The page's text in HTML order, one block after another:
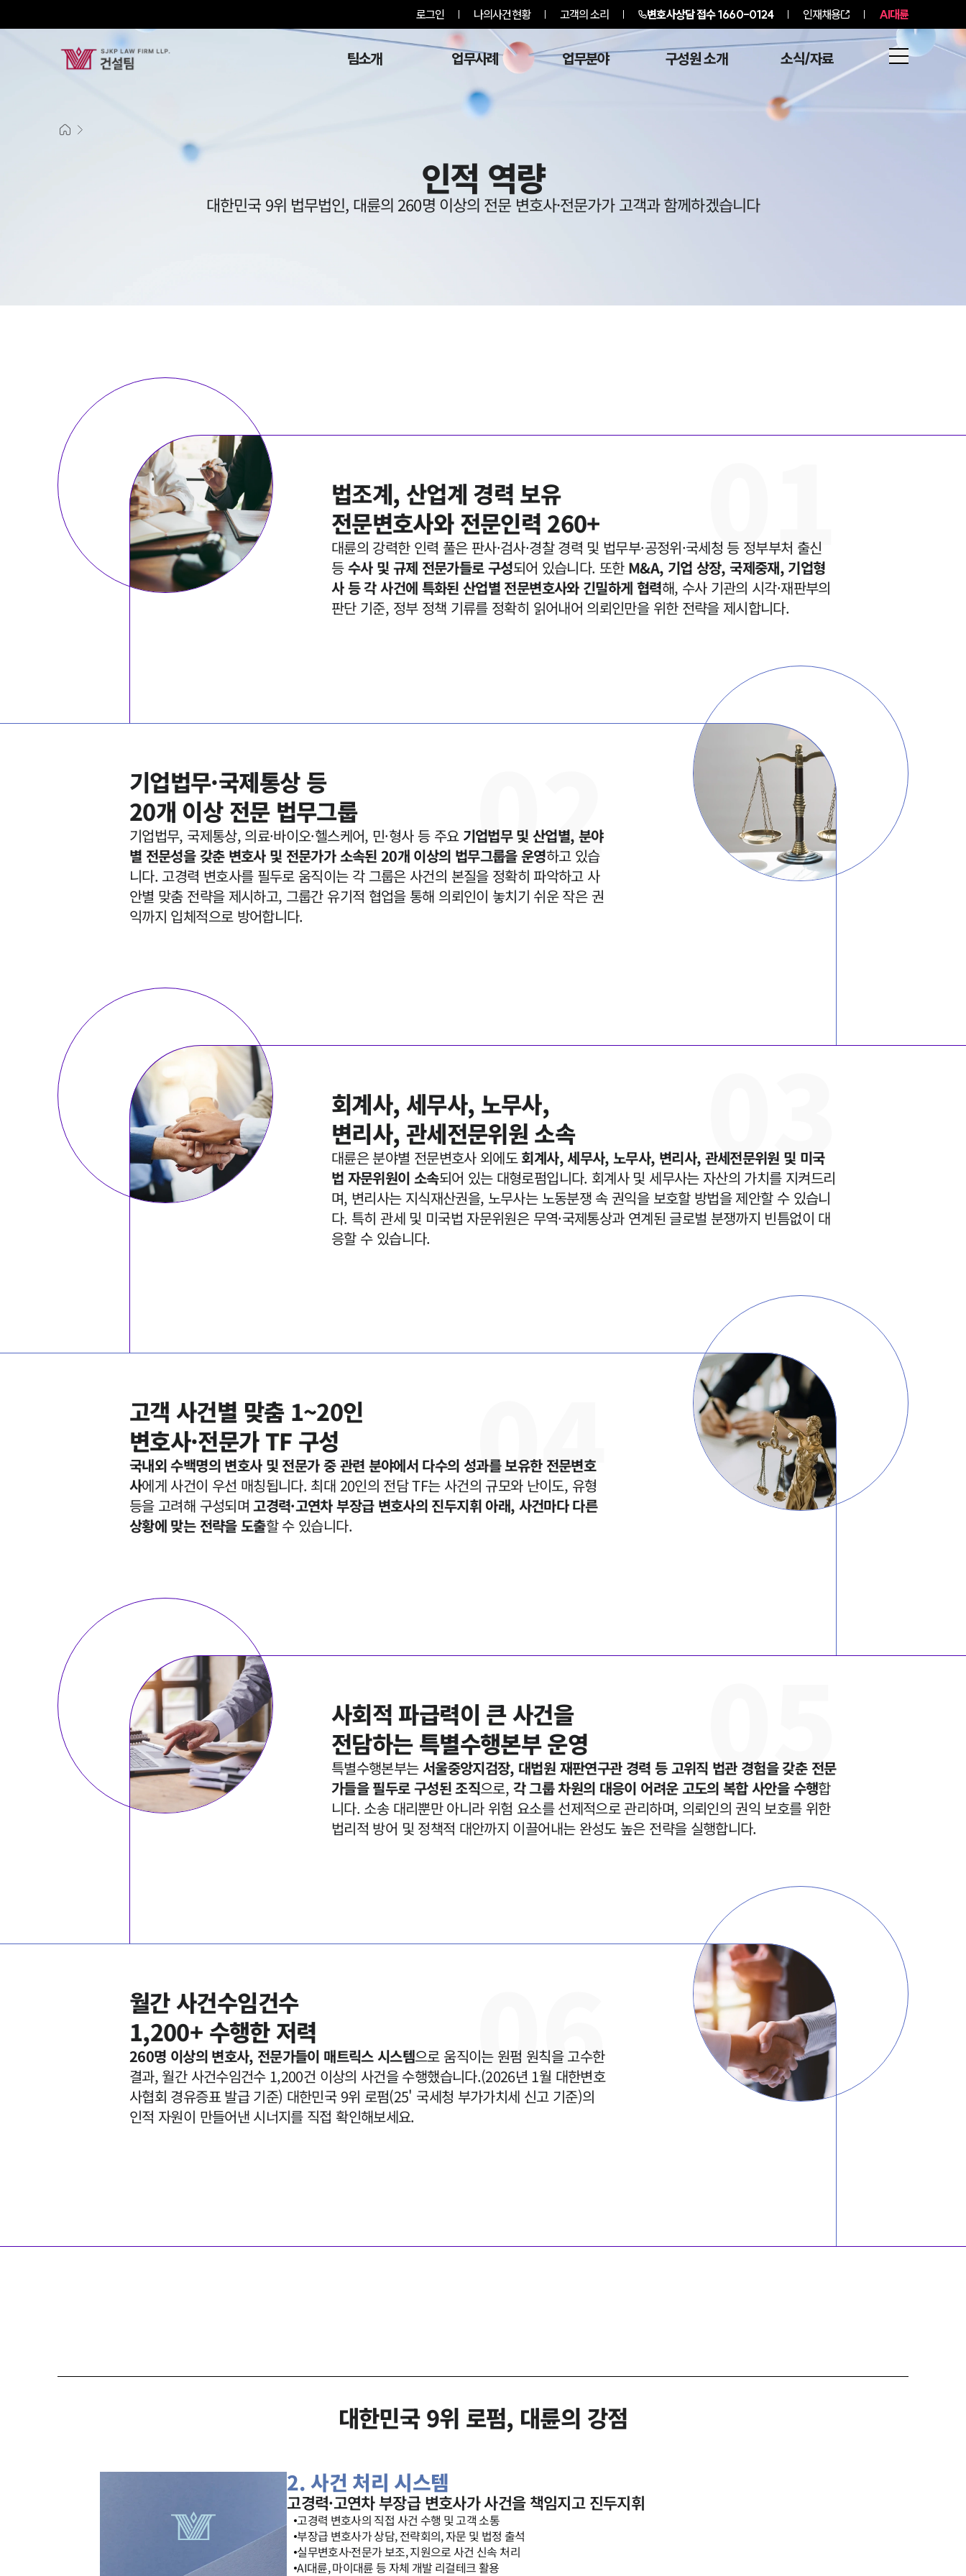
로그인 나의사건현황 고객의 소리 변호사상담 접수1660-0124 인재채용 AI대륜
팀소개 업무사례 업무분야 구성원 소개 소식/자료
대륜의 강점
오시는 길
글로벌 파트너 로펌
업무사례
주요 업무사례
사례분석/최신동향
법률정보
법률지식인
고객후기
소식/자료
언론보도
공지사항
뉴스레터/브로슈어
대륜법률상담예약
대륜법률상담예약
인적 역량
대한민국 9위 법무법인, 대륜의 260명 이상의 전문 변호사·전문가가 고객과 함께하겠습니다
법조계, 산업계 경력 보유
전문변호사와 전문인력 260+
대륜의 강력한 인력 풀은 판사·검사·경찰 경력 및 법무부·공정위·국세청 등 정부부처 출신
등 수사 및 규제 전문가들로 구성되어 있습니다. 또한 M&A, 기업 상장, 국제중재, 기업형
사 등 각 사건에 특화된 산업별 전문변호사와 긴밀하게 협력해, 수사 기관의 시각·재판부의
판단 기준, 정부 정책 기류를 정확히 읽어내어 의뢰인만을 위한 전략을 제시합니다.
01
기업법무·국제통상 등
20개 이상 전문 법무그룹
기업법무, 국제통상, 의료·바이오·헬스케어, 민·형사 등 주요 기업법무 및 산업별, 분야
별 전문성을 갖춘 변호사 및 전문가가 소속된 20개 이상의 법무그룹을 운영하고 있습
니다. 고경력 변호사를 필두로 움직이는 각 그룹은 사건의 본질을 정확히 파악하고 사
안별 맞춤 전략을 제시하고, 그룹간 유기적 협업을 통해 의뢰인이 놓치기 쉬운 작은 권
익까지 입체적으로 방어합니다.
02
회계사, 세무사, 노무사,
변리사, 관세전문위원 소속
대륜은 분야별 전문변호사 외에도 회계사, 세무사, 노무사, 변리사, 관세전문위원 및 미국
법 자문위원이 소속되어 있는 대형로펌입니다. 회계사 및 세무사는 자산의 가치를 지켜드리
며, 변리사는 지식재산권을, 노무사는 노동분쟁 속 권익을 보호할 방법을 제안할 수 있습니
다. 특히 관세 및 미국법 자문위원은 무역·국제통상과 연계된 글로벌 분쟁까지 빈틈없이 대
응할 수 있습니다.
03
고객 사건별 맞춤 1~20인
국내외 수백명의 변호사 및 전문가 중 관련 분야에서 다수의 성과를 보유한 전문변호
사에게 사건이 우선 매칭됩니다. 최대 20인의 전담 TF는 사건의 규모와 난이도, 유형
등을 고려해 구성되며 고경력·고연차 부장급 변호사의 진두지휘 아래, 사건마다 다른
상황에 맞는 전략을 도출할 수 있습니다.
04
사회적 파급력이 큰 사건을
전담하는 특별수행본부 운영
특별수행본부는 서울중앙지검장, 대법원 재판연구관 경력 등 고위직 법관 경험을 갖춘 전문
가들을 필두로 구성된 조직으로, 각 그룹 차원의 대응이 어려운 고도의 복합 사안을 수행합
니다. 소송 대리뿐만 아니라 위험 요소를 선제적으로 관리하며, 의뢰인의 권익 보호를 위한
법리적 방어 및 정책적 대안까지 이끌어내는 완성도 높은 전략을 실행합니다.
05
월간 사건수임건수
1,200+ 수행한 저력
260명 이상의 변호사, 전문가들이 매트릭스 시스템으로 움직이는 원펌 원칙을 고수한
결과, 월간 사건수임건수 1,200건 이상의 사건을 수행했습니다.(2026년 1월 대한변호
사협회 경유증표 발급 기준) 대한민국 9위 로펌(25' 국세청 부가가치세 신고 기준)의
인적 자원이 만들어낸 시너지를 직접 확인해보세요.
06
대한민국 9위 로펌, 대륜의 강점
2. 사건 처리 시스템
고경력·고연차 부장급 변호사가 사건을 책임지고 진두지휘
고경력 변호사의 직접 사건 수행 및 고객 소통
부장급 변호사가 상담, 전략회의, 자문 및 법정 출석
실무변호사·전문가 보조, 지원으로 사건 신속 처리
AI대륜, 마이대륜 등 자체 개발 리걸테크 활용